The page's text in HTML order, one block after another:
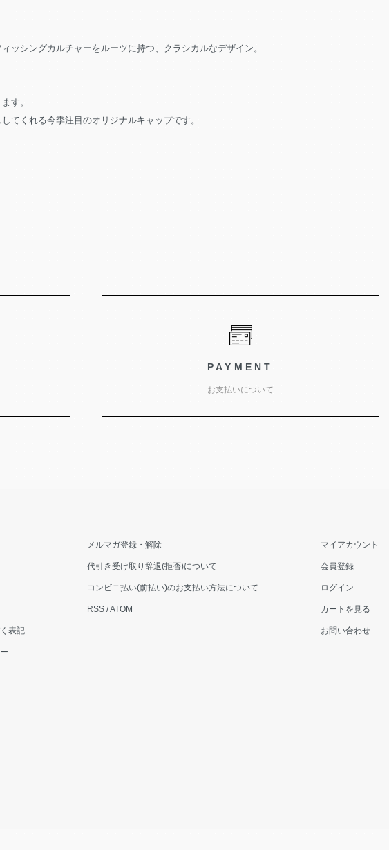
シングカルチャーをルーツに持つ、クラシカルなデザイン。
す。
てくれる今季注目のオリジナルキャップです。
PAYMENT
お支払いについて
表記
メルマガ登録・解除
代引き受け取り辞退(拒否)について
コンビニ払い(前払い)のお支払い方法について
RSS /ATOM
マイアカウント
会員登録
ログイン
カートを見る
お問い合わせ